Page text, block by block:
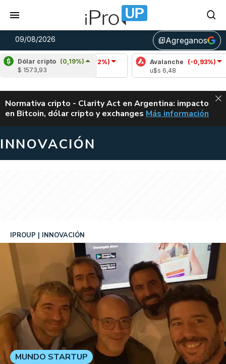
09/08/2026 library_addAgreganos
Dólar cripto (0,19%)
$ 1573,93
Cardano (-0,02%)
u$s 0,20
Avalanche (-0,93%)
ALERTA
Normativa cripto - Clarity Act en Argentina: impacto
en Bitcoin, dólar cripto y exchanges CLARITY ACT EN
Más información
INNOVACIÓN
IPROUP INNOVACIÓN
MUNDO STARTUP